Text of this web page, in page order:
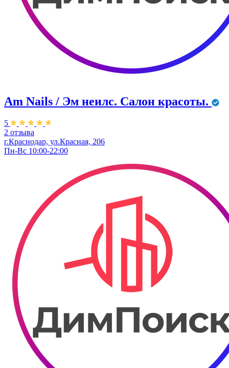
Am Nails / Эм неилс. Салон красоты.
5
2 отзыва
г.Краснодар, ул.Красная, 206
Пн-Вс 10:00-22:00